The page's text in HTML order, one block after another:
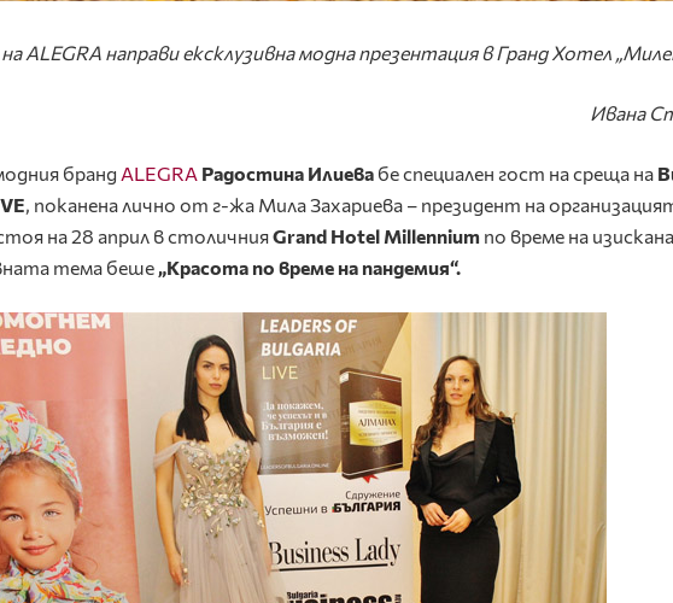
ALEGRA направи ексклузивна модна презентация в Гранд Хотел
Ивана
бранд ALEGRA Радостина Илиева бе специален гост на среща на
, поканена лично от г-жа Мила Захариева – президент на
на 28 април в столичнияGrand Hotel Millennium по време на
тема беше „Красота по време на пандемия“.